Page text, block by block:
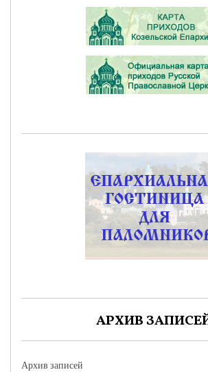
АРХИВ
Архив записей